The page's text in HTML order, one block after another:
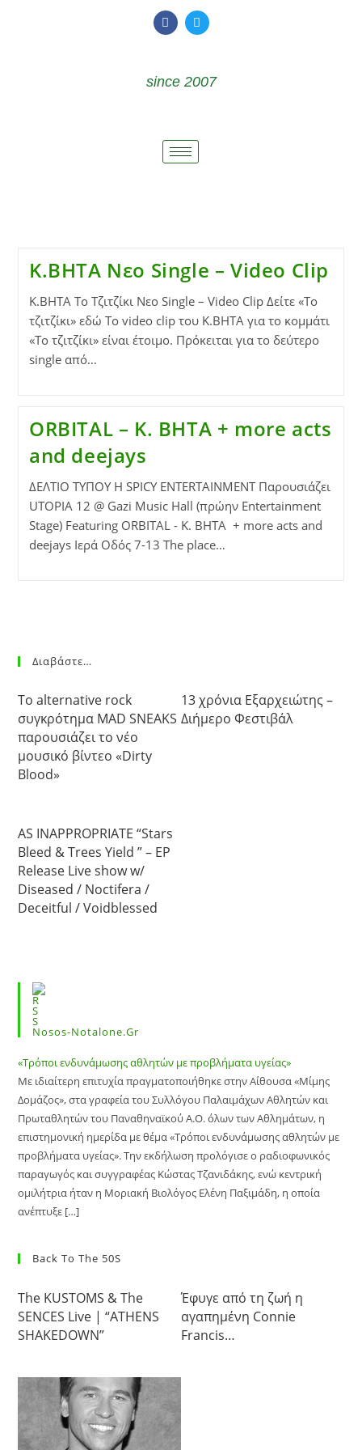
since 2007
K.BHTA Νεο Single – Video Clip
K.BHTA To Τζιτζίκι Νεο Single – Video Clip Δείτε «Το
τζιτζίκι» εδώ Το video clip του Κ.ΒΗΤΑ για το κομμάτι
«Το τζιτζίκι» είναι έτοιμο. Πρόκειται για το δεύτερο
single από…
ORBITAL – K. BHTA + more acts
and deejays
ΔΕΛΤΙΟ ΤΥΠΟΥ Η SPICY ENTERTAINMENT Παρουσιάζει
UTOPIA 12 @ Gazi Music Hall (πρώην Entertainment
Stage) Featuring ORBITAL - K. BHTA + more acts and
deejays Ιερά Οδός 7-13 The place…
Διαβάστε…
Το alternative rock
συγκρότημα MAD SNEAKS
παρουσιάζει το νέο
μουσικό βίντεο «Dirty
Blood»
13 χρόνια Εξαρχειώτης –
Διήμερο Φεστιβάλ
AS INAPPROPRIATE “Stars
Bleed & Trees Yield ” – EP
Release Live show w/
Diseased / Noctifera /
Deceitful / Voidblessed
Nosos-Notalone.gr
«Τρόποι ενδυνάμωσης αθλητών με προβλήματα υγείας»
Με ιδιαίτερη επιτυχία πραγματοποιήθηκε στην Αίθουσα «Μίμης
Δομάζος», στα γραφεία του Συλλόγου Παλαιμάχων Αθλητών και
Πρωταθλητών του Παναθηναϊκού Α.Ο. όλων των Αθλημάτων, η
επιστημονική ημερίδα με θέμα «Τρόποι ενδυνάμωσης αθλητών με
προβλήματα υγείας». Την εκδήλωση προλόγισε ο ραδιοφωνικός
παραγωγός και συγγραφέας Κώστας Τζανιδάκης, ενώ κεντρική
ομιλήτρια ήταν η Μοριακή Βιολόγος Ελένη Παξιμάδη, η οποία
ανέπτυξε […]
Back To The 50S
The KUSTOMS & The
SENCES Live | “ATHENS
SHAKEDOWN”
Έφυγε από τη ζωή η
αγαπημένη Connie
Francis…